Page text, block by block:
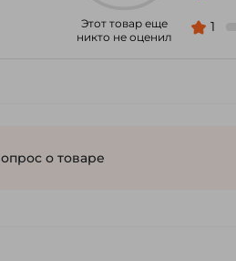
Этот товар еще
никто не оценил
1
о товаре